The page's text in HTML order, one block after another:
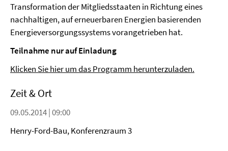
Transformation der Mitgliedsstaaten in Richtung eines
nachhaltigen, auf erneuerbaren Energien basierenden
Energieversorgungssystems vorangetrieben hat.
Teilnahme nur auf Einladung
Klicken Sie hier um das Programm herunterzuladen.
Zeit & Ort
09.05.2014 | 09:00
Henry-Ford-Bau, Konferenzraum 3